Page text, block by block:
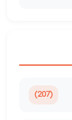
(207)